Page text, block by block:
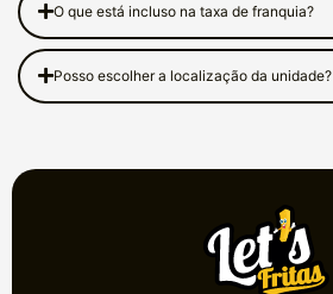
O que está incluso na taxa de franquia?
Posso escolher a localização da unidade?